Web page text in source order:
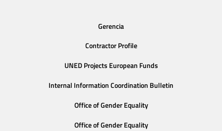
Gerencia
Contractor Profile
UNED Projects European Funds
Internal Information Coordination Bulletin
Office of Gender Equality
Office of Gender Equality